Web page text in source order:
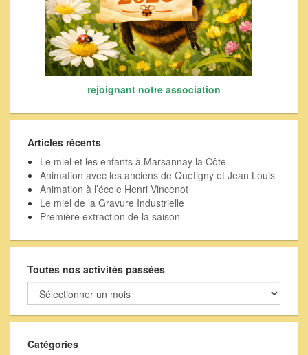
rejoignant notre association
Articles récents
Le miel et les enfants à Marsannay la Côte
Animation avec les anciens de Quetigny et Jean Louis
Animation à l’école Henri Vincenot
Le miel de la Gravure Industrielle
Première extraction de la saison
Toutes nos activités passées
Toutes
nos
activités
Catégories